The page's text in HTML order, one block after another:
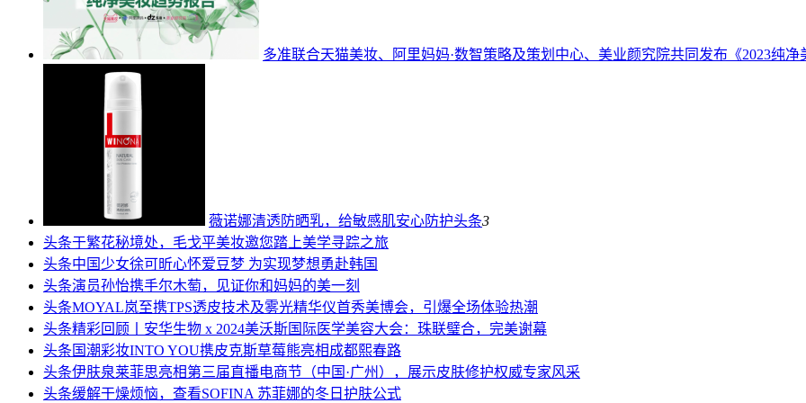
多准联合天猫美妆、阿里妈妈·数智策略及策划中心、美业颜究院共同发布《2023纯净
薇诺娜清透防晒乳，给敏感肌安心防护头条3
头条于繁花秘境处，毛戈平美妆邀您踏上美学寻踪之旅
头条中国少女徐可昕心怀爱豆梦 为实现梦想勇赴韩国
头条演员孙怡携手尔木萄，见证你和妈妈的美一刻
头条MOYAL岚至携TPS透皮技术及雾光精华仪首秀美博会，引爆全场体验热潮
头条精彩回顾丨安华生物 x 2024美沃斯国际医学美容大会：珠联璧合，完美谢幕
头条 国潮彩妆INTO YOU携皮克斯草莓熊亮相成都熙春路
头条伊肤泉莱菲思亮相第三届直播电商节（中国·广州），展示皮肤修护权威专家风采
头条缓解干燥烦恼，查看SOFINA 苏菲娜的冬日护肤公式